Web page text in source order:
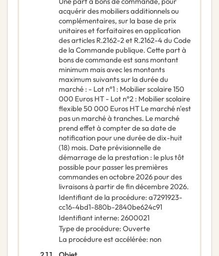
acquérir des mobiliers additionnels ou
complémentaires, sur la base de prix
unitaires et forfaitaires en application
des articles R.2162-2 et R.2162-4 du Code
de la Commande publique. Cette part à
bons de commande est sans montant
minimum mais avec les montants
maximum suivants sur la durée du
marché : - Lot n°1 : Mobilier scolaire 150
000 Euros HT - Lot n°2 : Mobilier scolaire
flexible 50 000 Euros HT Le marché n'est
pas un marché à tranches. Le marché
prend effet à compter de sa date de
notification pour une durée de dix-huit
(18) mois. Date prévisionnelle de
démarrage de la prestation : le plus tôt
possible pour passer les premières
commandes en octobre 2026 pour des
livraisons à partir de fin décembre 2026.
Identifiant de la procédure: a7291923-
cc16-4bd1-880b-2840be624c91
Identifiant interne: 2600021
Type de procédure: Ouverte
La procédure est accélérée: non